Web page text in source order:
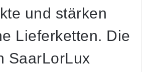
und stärken
Lieferketten. Die
SaarLorLux